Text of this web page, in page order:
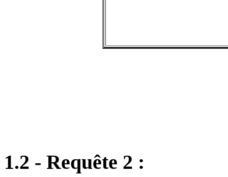
1.2 - Requête 2 :